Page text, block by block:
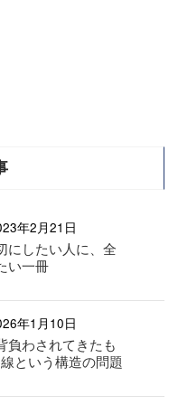
年2月21日
にしたい人に、全
い一冊
年1月10日
負わされてきたも
という構造の問題